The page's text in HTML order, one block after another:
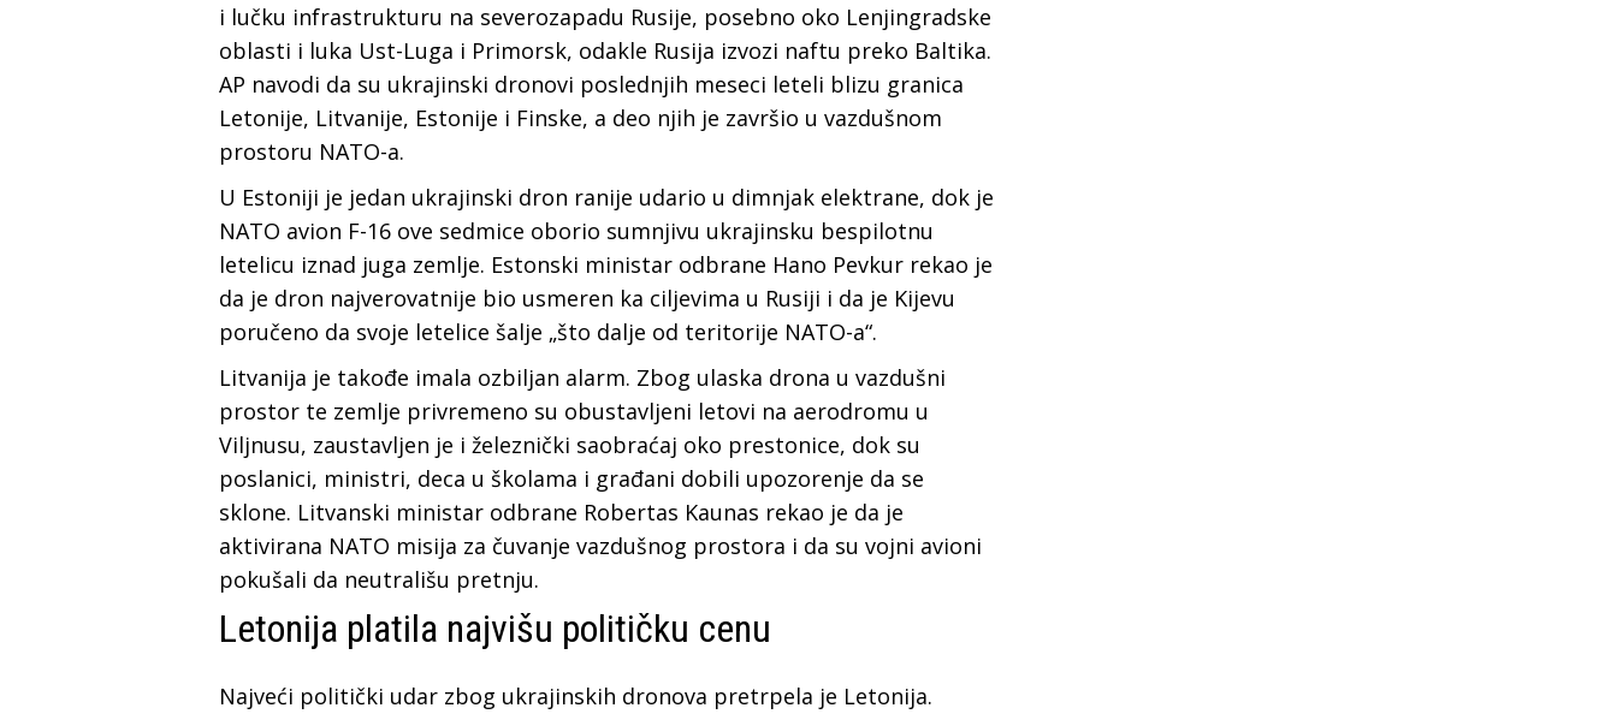
i lučku infrastrukturu na severozapadu Rusije, posebno oko Lenjingradske
oblasti i luka Ust-Luga i Primorsk, odakle Rusija izvozi naftu preko Baltika.
AP navodi da su ukrajinski dronovi poslednjih meseci leteli blizu granica
Letonije, Litvanije, Estonije i Finske, a deo njih je završio u vazdušnom
prostoru NATO-a.
U Estoniji je jedan ukrajinski dron ranije udario u dimnjak elektrane, dok je
NATO avion F-16 ove sedmice oborio sumnjivu ukrajinsku bespilotnu
letelicu iznad juga zemlje. Estonski ministar odbrane Hano Pevkur rekao je
da je dron najverovatnije bio usmeren ka ciljevima u Rusiji i da je Kijevu
poručeno da svoje letelice šalje „što dalje od teritorije NATO-a“.
Litvanija je takođe imala ozbiljan alarm. Zbog ulaska drona u vazdušni
prostor te zemlje privremeno su obustavljeni letovi na aerodromu u
Viljnusu, zaustavljen je i železnički saobraćaj oko prestonice, dok su
poslanici, ministri, deca u školama i građani dobili upozorenje da se
sklone. Litvanski ministar odbrane Robertas Kaunas rekao je da je
aktivirana NATO misija za čuvanje vazdušnog prostora i da su vojni avioni
pokušali da neutrališu pretnju.
Letonija platila najvišu političku cenu
Najveći politički udar zbog ukrajinskih dronova pretrpela je Letonija.